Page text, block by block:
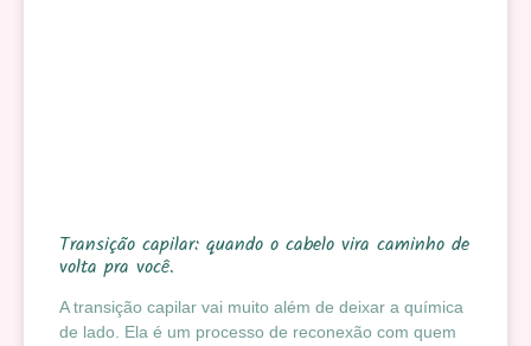
Transição capilar: quando o cabelo vira caminho de
volta pra você.
A transição capilar vai muito além de deixar a química
de lado. Ela é um processo de reconexão com quem